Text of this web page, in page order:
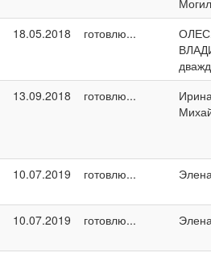
18.05.2018 готовлю...
13.09.2018 готовлю...
10.07.2019 готовлю...
10.07.2019 готовлю...